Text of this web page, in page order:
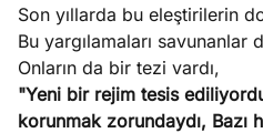
Son yıllarda bu eleştirilerin
Bu yargılamaları savunanlar
Onların da bir tezi vardı,
"Yeni bir rejim tesis
korunmak zorundaydı, Bazı